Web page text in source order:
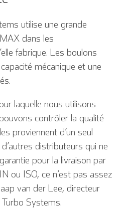
utilise une grande
dans les
fabrique. Les boulons
mécanique et une
laquelle nous utilisons
contrôler la qualité
proviennent d’un seul
distributeurs qui ne
pour la livraison par
ou ISO, ce n’est pas assez
van der Lee, directeur
Systems.